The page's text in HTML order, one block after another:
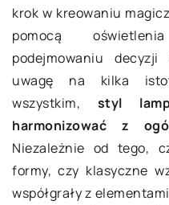
krok w kreowaniu
pomocą
podejmowaniu
uwagę na kilka
wszystkim, styl
harmonizować z
Niezależnie od tego,
formy, czy klasyczne
współgrały z